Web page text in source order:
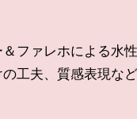
ファレホによる水
工夫、質感表現な